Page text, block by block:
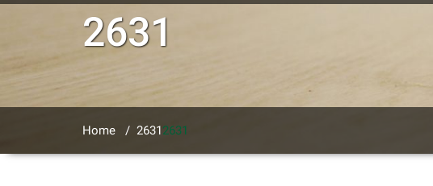
2631
Home / 26312631